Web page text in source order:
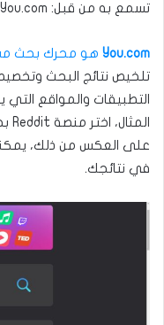
تسمع به من قبل: You.com.
You.com هو محرك بحث
تلخيص نتائج البحث
التطبيقات والمواقع
على العكس من ذلك،
في نتائجك.